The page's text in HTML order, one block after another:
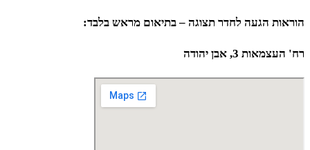
הוראות הגעה לחדר תצוגה – בתיאום מראש בלבד:
רח' העצמאות 3, אבן יהודה